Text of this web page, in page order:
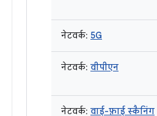
नेटवर्क: 5G
नेटवर्क: वीपीएन
नेटवर्क: वाई-फ़ाई स्कैनिंग